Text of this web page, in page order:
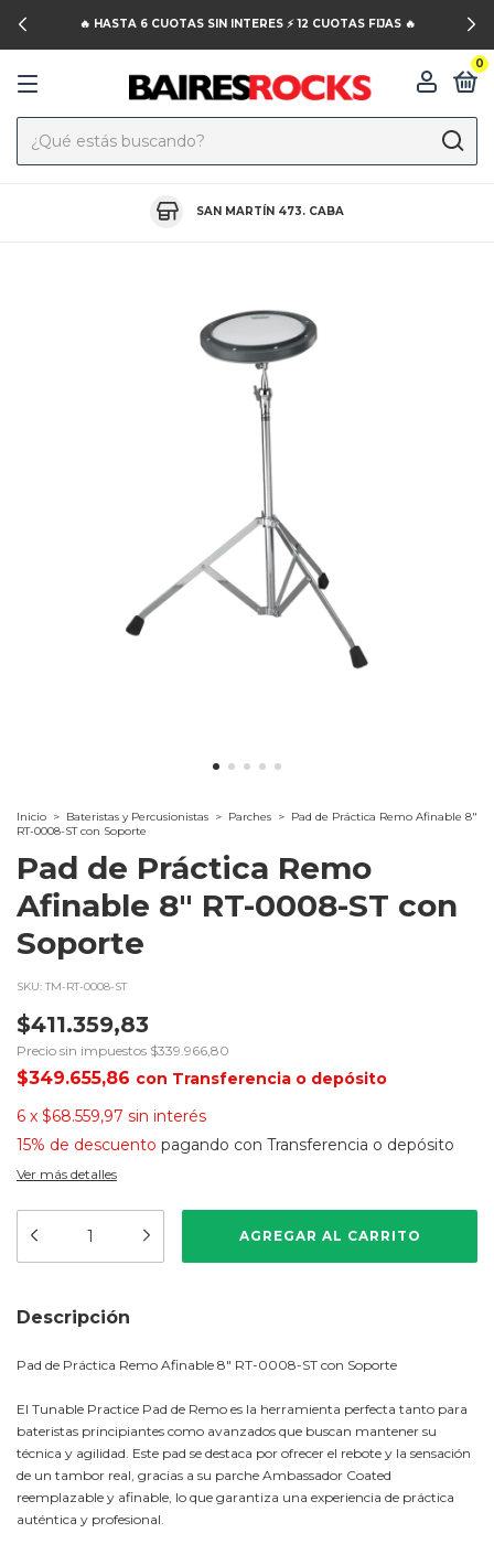
🔥 HASTA 6 CUOTAS SIN INTERES ⚡️ 12 CUOTAS FIJAS 🔥
0
SAN MARTÍN 473. CABA
Inicio > Bateristas y Percusionistas > Parches > Pad de Práctica Remo Afinable 8"
RT-0008-ST con Soporte
Pad de Práctica Remo
Afinable 8" RT-0008-ST con
Soporte
SKU:TM-RT-0008-ST
$411.359,83
Precio sin impuestos $339.966,80
$349.655,86 con Transferencia o depósito
6 x $68.559,97 sin interés
15% de descuento pagando con Transferencia o depósito
Ver más detalles
Descripción
Pad de Práctica Remo Afinable 8" RT-0008-ST con Soporte
El Tunable Practice Pad de Remo es la herramienta perfecta tanto para
bateristas principiantes como avanzados que buscan mantener su
técnica y agilidad. Este pad se destaca por ofrecer el rebote y la sensación
de un tambor real, gracias a su parche Ambassador Coated
reemplazable y afinable, lo que garantiza una experiencia de práctica
auténtica y profesional.